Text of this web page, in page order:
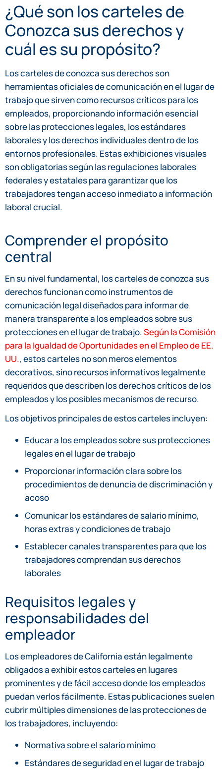
¿Qué son los carteles de
Conozca sus derechos y
cuál es su propósito?
Los carteles de conozca sus derechos son
herramientas oficiales de comunicación en el lugar de
trabajo que sirven como recursos críticos para los
empleados, proporcionando información esencial
sobre las protecciones legales, los estándares
laborales y los derechos individuales dentro de los
entornos profesionales. Estas exhibiciones visuales
son obligatorias según las regulaciones laborales
federales y estatales para garantizar que los
trabajadores tengan acceso inmediato a información
laboral crucial.
Comprender el propósito
central
En su nivel fundamental, los carteles de conozca sus
derechos funcionan como instrumentos de
comunicación legal diseñados para informar de
manera transparente a los empleados sobre sus
protecciones en el lugar de trabajo.Según la Comisión
para la Igualdad de Oportunidades en el Empleo de EE.
UU., estos carteles no son meros elementos
decorativos, sino recursos informativos legalmente
requeridos que describen los derechos críticos de los
empleados y los posibles mecanismos de recurso.
Los objetivos principales de estos carteles incluyen:
Educar a los empleados sobre sus protecciones
legales en el lugar de trabajo
Proporcionar información clara sobre los
procedimientos de denuncia de discriminación y
acoso
Comunicar los estándares de salario mínimo,
horas extras y condiciones de trabajo
Establecer canales transparentes para que los
trabajadores comprendan sus derechos
laborales
Requisitos legales y
responsabilidades del
empleador
Los empleadores de California están legalmente
obligados a exhibir estos carteles en lugares
prominentes y de fácil acceso donde los empleados
puedan verlos fácilmente. Estas publicaciones suelen
cubrir múltiples dimensiones de las protecciones de
los trabajadores, incluyendo:
Normativa sobre el salario mínimo
Estándares de seguridad en el lugar de trabajo